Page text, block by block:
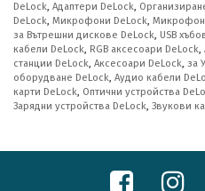
DeLock, Адаптери DeLock,
DeLock, Микрофони DeLock,
за Вътрешни дискове DeLock, USB
кабели DeLock, RGB аксесоари DeLock,
станции DeLock, Аксесоари DeLock, за
оборудване DeLock, Аудио кабели
карти DeLock, Оптични устройства
Зарядни устройства DeLock, Звукови